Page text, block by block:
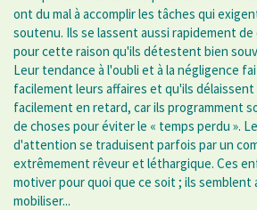
ont du mal à accomplir les tâches qui
soutenu. Ils se lassent aussi rapidement
pour cette raison qu'ils détestent bien
Leur tendance à l'oubli et à la négligence
facilement leurs affaires et qu'ils
facilement en retard, car ils programment
de choses pour éviter le « temps perdu ».
d'attention se traduisent parfois par un
extrêmement rêveur et léthargique. Ces
motiver pour quoi que ce soit ; ils semblent
mobiliser...